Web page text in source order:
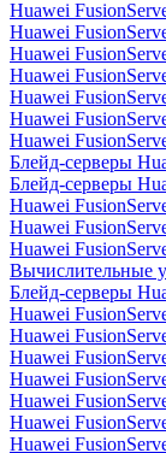
Huawei
Huawei
Huawei
Huawei
Huawei
Huawei
Huawei
Блейд-серверы
Блейд-серверы
Huawei
Huawei
Huawei
Вычислительные
Блейд-серверы
Huawei
Huawei
Huawei
Huawei
Huawei
Huawei
Huawei